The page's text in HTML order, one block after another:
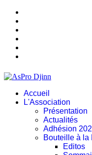
Accueil
L'Association
Présentation
Actualités
Adhésion
Bouteille à la
Editos